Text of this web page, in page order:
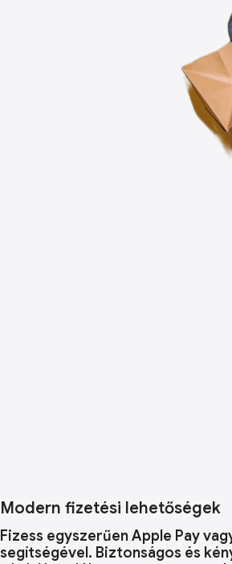
Modern fizetési lehetőségek
Fizess egyszerűen Apple Pay
segítségével. Biztonságos és